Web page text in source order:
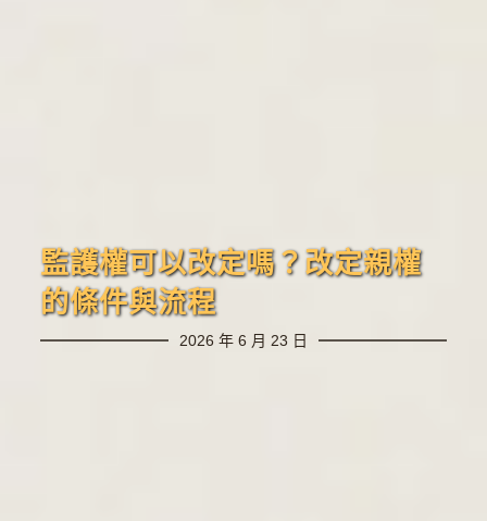
監護權可以改定嗎？改定親權
的條件與流程
2026 年 6 月 23 日